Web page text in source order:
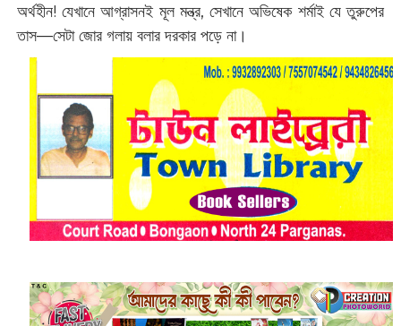
অর্থহীন! যেখানে আগ্রাসনই মূল মন্ত্র, সেখানে অভিষেক শর্মাই যে তুরুপের
তাস—সেটা জোর গলায় বলার দরকার পড়ে না।